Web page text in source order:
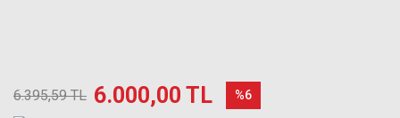
6.395,59 TL 6.000,00 TL %6